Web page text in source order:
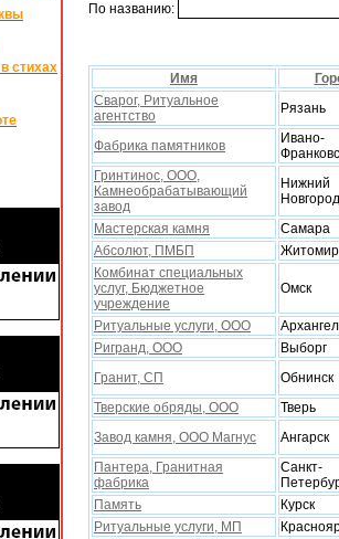
стихах
По названию:
Имя
Сварог, Ритуальное
агентство
Рязань
Фабрика памятников
Ивано-
Гринтинос, ООО,
Камнеобрабатывающий
завод
Нижний
Новгород
Мастерская камня
Самара
Абсолют, ПМБП
Житомир
Комбинат специальныx
услуг, Бюджетное
учреждение
Омск
Ритуальные услуги, ООО
Ригранд, ООО
Выборг
Гранит, СП
Обнинск
Тверские обряды, ООО
Тверь
Завод камня, ООО Магнус
Ангарск
Пантера, Гранитная
фабрика
Санкт-
Память
Курск
Ритуальные услуги, МП